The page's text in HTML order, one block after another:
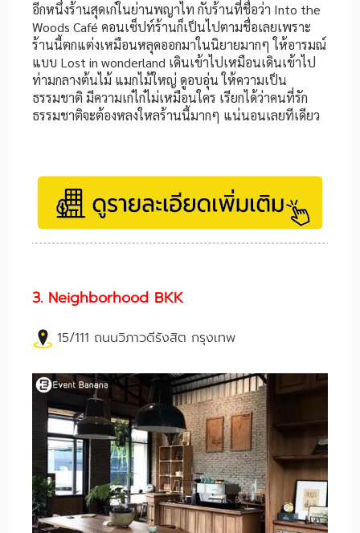
อีกหนึ่งร้านสุดเก๋ในย่านพญาไท กับร้านที่ชื่อว่า Into the
Woods Café คอนเซ็ปท์ร้านก็เป็นไปตามชื่อเลยเพราะ
ร้านนี้ตกแต่งเหมือนหลุดออกมาในนิยายมากๆ ให้อารมณ์
แบบ Lost in wonderland เดินเข้าไปเหมือนเดินเข้าไป
ท่ามกลางต้นไม้ แมกไม้ใหญ่ ดูอบอุ่น ให้ความเป็น
ธรรมชาติ มีความเก๋ไก๋ไม่เหมือนใคร เรียกได้ว่าคนที่รัก
ธรรมชาติจะต้องหลงใหลร้านนี้มากๆ แน่นอนเลยทีเดียว
3. Neighborhood BKK
15/111 ถนนวิภาวดีรังสิต กรุงเทพ